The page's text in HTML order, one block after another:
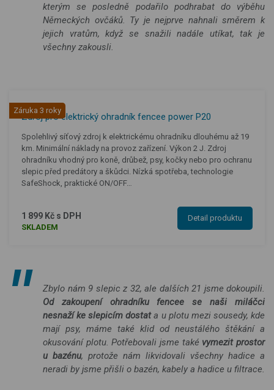
kterým se posledně podařilo podhrabat do výběhu
Německých ovčáků. Ty je nejprve nahnali směrem k
jejich vratům, když se snažili nadále utíkat, tak je
všechny zakousli.
Záruka 3 roky
Zdroj pro elektrický ohradník fencee power P20
Spolehlivý síťový zdroj k elektrickému ohradníku dlouhému až 19
km. Minimální náklady na provoz zařízení. Výkon 2 J. Zdroj
ohradníku vhodný pro koně, drůbež, psy, kočky nebo pro ochranu
slepic před predátory a škůdci. Nízká spotřeba, technologie
SafeShock, praktické ON/OFF…
1 899 Kč s DPH
SKLADEM
Detail produktu
Zbylo nám 9 slepic z 32, ale dalších 21 jsme dokoupili.
Od zakoupení ohradníku fencee se naši miláčci
nesnaží ke slepicím dostata u plotu mezi sousedy, kde
mají psy, máme také klid od neustálého štěkání a
okusování plotu. Potřebovali jsme také vymezit prostor
u bazénu, protože nám likvidovali všechny hadice a
neradi by jsme přišli o bazén, kabely a hadice u filtrace.